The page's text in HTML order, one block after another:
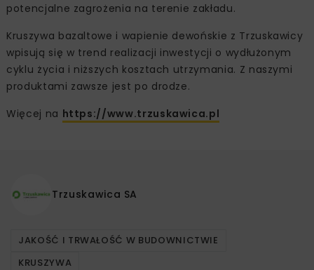
potencjalne zagrożenia na terenie zakładu.
Kruszywa bazaltowe i wapienie dewońskie z Trzuskawicy
wpisują się w trend realizacji inwestycji o wydłużonym
cyklu życia i niższych kosztach utrzymania. Z naszymi
produktami zawsze jest po drodze.
Więcej na https://www.trzuskawica.pl
Trzuskawica SA
JAKOŚĆ I TRWAŁOŚĆ W BUDOWNICTWIE
KRUSZYWA